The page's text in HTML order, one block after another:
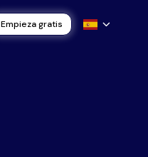
Empieza gratis